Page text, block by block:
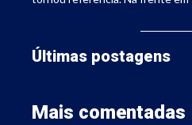
Últimas postagens
Mais comentadas